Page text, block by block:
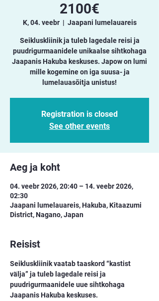
2100€
K, 04. veebr
  |
Jaapani lumelauareis
Seikluskliinik ja tuleb lagedale reisi ja
puudrigurmaanidele unikaalse sihtkohaga
Jaapanis Hakuba keskuses. Japow on lumi
mille kogemine on iga suusa- ja
lumelauasõitja unistus!
Registration is closed
See other events
Aeg ja koht
04. veebr 2026, 20:40 – 14. veebr 2026,
02:30
Jaapani lumelauareis, Hakuba, Kitaazumi
District, Nagano, Japan
Reisist
Seikluskliinik vaatab taaskord “kastist
välja” ja tuleb lagedale reisi ja
puudrigurmaanidele uue sihtkohaga
Jaapanis Hakuba keskuses.